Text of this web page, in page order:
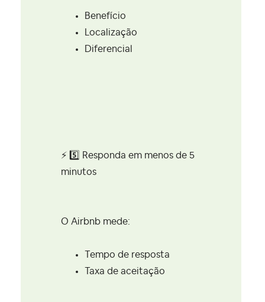
Benefício
Localização
Diferencial
⚡ 5️⃣ Responda em menos de 5
minutos
O Airbnb mede:
Tempo de resposta
Taxa de aceitação